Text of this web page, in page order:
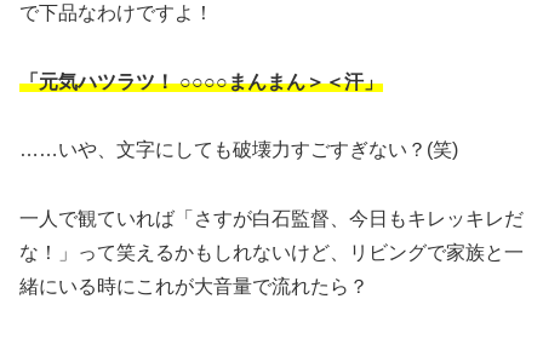
で下品なわけですよ！
「元気ハツラツ！ ○○○○まんまん＞＜汗」
……いや、文字にしても破壊力すごすぎない？(笑)
一人で観ていれば「さすが白石監督、今日もキレッキレだ
な！」って笑えるかもしれないけど、リビングで家族と一
緒にいる時にこれが大音量で流れたら？